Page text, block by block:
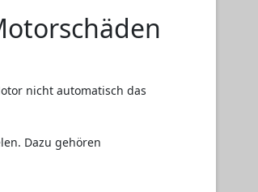
nicht automatisch das
Dazu gehören